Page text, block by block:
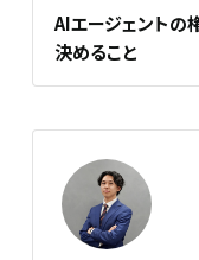
AIエージェントの
決めること